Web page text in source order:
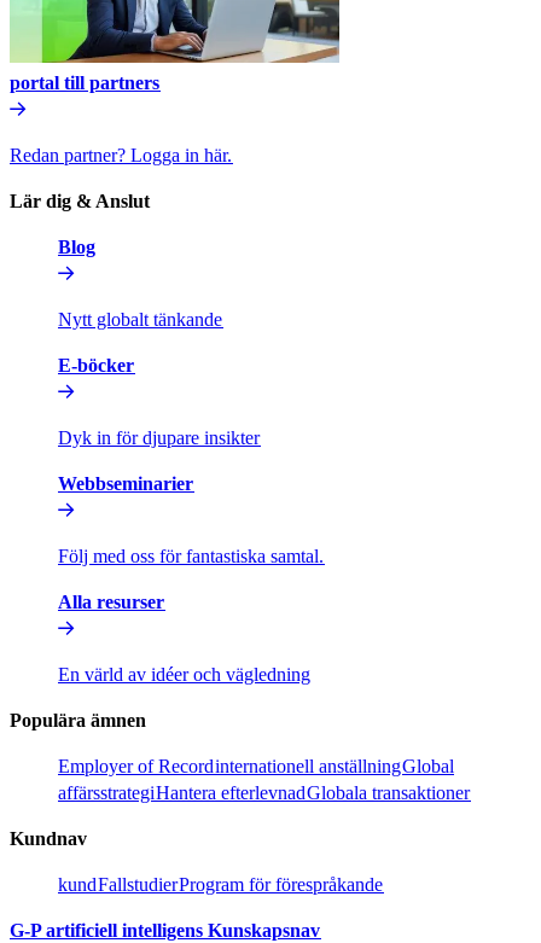
portal till partners​​
Redan partner? Logga in här.​​
Lär dig & Anslut​​
Blog​​
Nytt globalt tänkande​​
E-böcker​​
Dyk in för djupare insikter​​
Webbseminarier​​
Följ med oss för fantastiska samtal.​​
Alla resurser​​
En värld av idéer och vägledning​​
Populära ämnen​​
Employer of Record​​internationell anställning​​Global
affärsstrategi​​Hantera efterlevnad​​Globala transaktioner​​
Kundnav​​
kund​​Fallstudier​​Program för förespråkande​​
G-P artificiell intelligens Kunskapsnav​​